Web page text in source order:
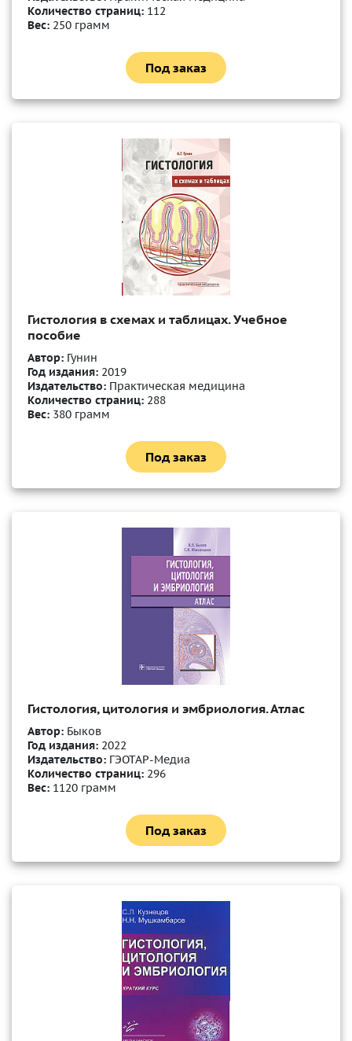
Количество страниц: 112
Вес: 250 грамм
Под заказ
Гистология в схемах и таблицах. Учебное
пособие
Автор: Гунин
Год издания: 2019
Издательство: Практическая медицина
Количество страниц: 288
Вес: 380 грамм
Под заказ
Гистология, цитология и эмбриология. Атлас
Автор: Быков
Год издания: 2022
Издательство: ГЭОТАР-Медиа
Количество страниц: 296
Вес: 1120 грамм
Под заказ